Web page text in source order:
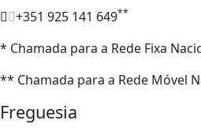
+351 925 141 649**
* Chamada para a Rede Fixa
** Chamada para a Rede Móvel
Freguesia